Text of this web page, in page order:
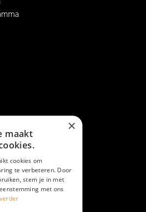
×
maakt
cookies om
te verbeteren. Door
stem je in met
met ons